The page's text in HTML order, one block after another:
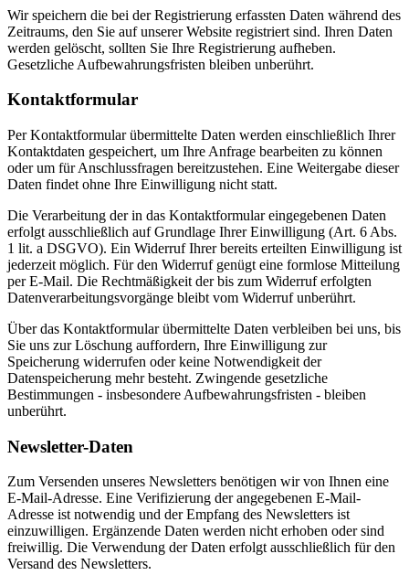
Wir speichern die bei der Registrierung erfassten Daten während des
Zeitraums, den Sie auf unserer Website registriert sind. Ihren Daten
werden gelöscht, sollten Sie Ihre Registrierung aufheben.
Gesetzliche Aufbewahrungsfristen bleiben unberührt.
Kontaktformular
Per Kontaktformular übermittelte Daten werden einschließlich Ihrer
Kontaktdaten gespeichert, um Ihre Anfrage bearbeiten zu können
oder um für Anschlussfragen bereitzustehen. Eine Weitergabe dieser
Daten findet ohne Ihre Einwilligung nicht statt.
Die Verarbeitung der in das Kontaktformular eingegebenen Daten
erfolgt ausschließlich auf Grundlage Ihrer Einwilligung (Art. 6 Abs.
1 lit. a DSGVO). Ein Widerruf Ihrer bereits erteilten Einwilligung ist
jederzeit möglich. Für den Widerruf genügt eine formlose Mitteilung
per E-Mail. Die Rechtmäßigkeit der bis zum Widerruf erfolgten
Datenverarbeitungsvorgänge bleibt vom Widerruf unberührt.
Über das Kontaktformular übermittelte Daten verbleiben bei uns, bis
Sie uns zur Löschung auffordern, Ihre Einwilligung zur
Speicherung widerrufen oder keine Notwendigkeit der
Datenspeicherung mehr besteht. Zwingende gesetzliche
Bestimmungen - insbesondere Aufbewahrungsfristen - bleiben
unberührt.
Newsletter-Daten
Zum Versenden unseres Newsletters benötigen wir von Ihnen eine
E-Mail-Adresse. Eine Verifizierung der angegebenen E-Mail-
Adresse ist notwendig und der Empfang des Newsletters ist
einzuwilligen. Ergänzende Daten werden nicht erhoben oder sind
freiwillig. Die Verwendung der Daten erfolgt ausschließlich für den
Versand des Newsletters.